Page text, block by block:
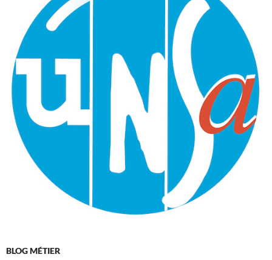
BLOG MÉTIER